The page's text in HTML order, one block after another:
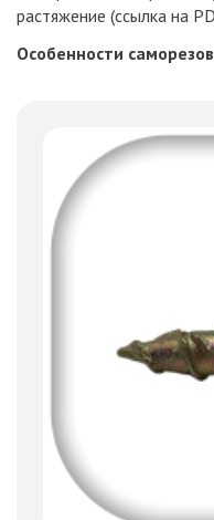
растяжение (ссылка на
Особенности саморезов